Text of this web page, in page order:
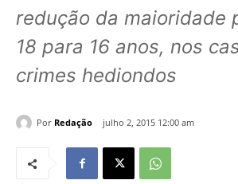
redução da maioridade
18 para 16 anos, nos
crimes hediondos
Por Redação julho 2, 2015 12:00 am